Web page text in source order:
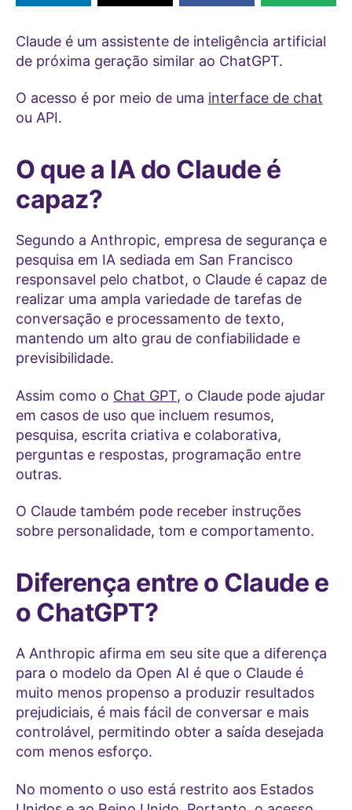
Claude é um assistente de inteligência artificial
de próxima geração similar ao ChatGPT.
O acesso é por meio de uma interface de chat
ou API.
O que a IA do Claude é
capaz?
Segundo a Anthropic, empresa de segurança e
pesquisa em IA sediada em San Francisco
responsavel pelo chatbot, o Claude é capaz de
realizar uma ampla variedade de tarefas de
conversação e processamento de texto,
mantendo um alto grau de confiabilidade e
previsibilidade.
Assim como o Chat GPT, o Claude pode ajudar
em casos de uso que incluem resumos,
pesquisa, escrita criativa e colaborativa,
perguntas e respostas, programação entre
outras.
O Claude também pode receber instruções
sobre personalidade, tom e comportamento.
Diferença entre o Claude e
o ChatGPT?
A Anthropic afirma em seu site que a diferença
para o modelo da Open AI é que o Claude é
muito menos propenso a produzir resultados
prejudiciais, é mais fácil de conversar e mais
controlável, permitindo obter a saída desejada
com menos esforço.
No momento o uso está restrito aos Estados